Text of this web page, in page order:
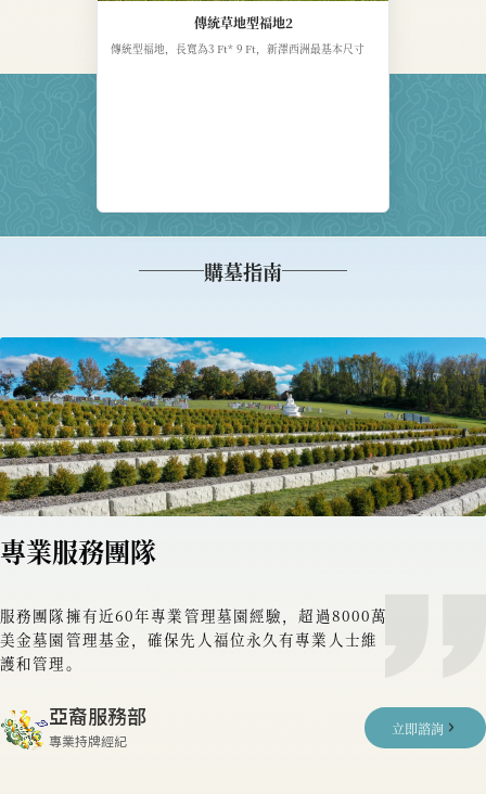
傳統草地型福地2
傳統型福地，長寬為3 Ft* 9 Ft，新澤西洲最基本尺寸
購墓指南
專業服務團隊
服務團隊擁有近60年專業管理墓園經驗，超過8000萬
美金墓園管理基金，確保先人福位永久有專業人士維
護和管理。
亞裔服務部
專業持牌經紀
立即諮詢